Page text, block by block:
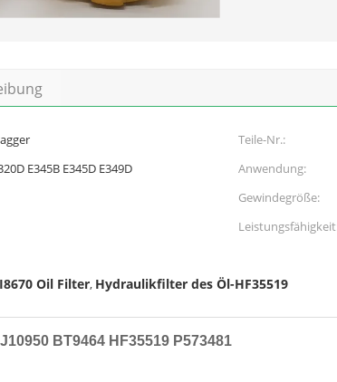
Teile-Nr.:
E345B E345D E349D Anwendung:
Gewindegröße:
Oil Filter, Hydraulikfilter des Öl-HF35519
BT9464 HF35519 P573481